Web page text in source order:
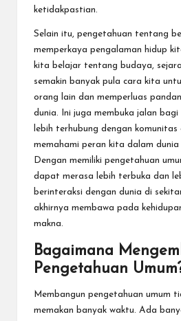
ketidakpastian.
Selain itu, pengetahuan tentang
memperkaya pengalaman hidup
kita belajar tentang budaya,
semakin banyak pula cara kita
orang lain dan memperluas
dunia. Ini juga membuka jalan
lebih terhubung dengan
memahami peran kita dalam dunia
Dengan memiliki pengetahuan
dapat merasa lebih terbuka dan
berinteraksi dengan dunia di
akhirnya membawa pada
makna.
Bagaimana
Pengetahuan
Membangun pengetahuan umum
memakan banyak waktu. Ada